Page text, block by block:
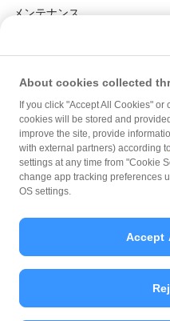
メンテナンス
規約
ガイドライン
About cookies collected
If you click "Accept All Cookies"
cookies will be stored and
improve the site, provide
with external partners) according to
settings at any time from "Cookie
change app tracking preferences
OS settings.
Accept